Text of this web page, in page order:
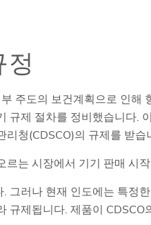
주도의 보건계획으로 인해
규제 절차를 정비했습니다.
청(CDSCO)의 규제를 받습
는 시장에서 기기 판매 시
. 그러나 현재 인도에는 특정한
규제됩니다. 제품이 CDSCO